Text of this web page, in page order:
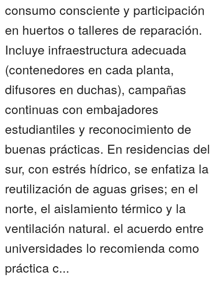
consumo consciente y participación
en huertos o talleres de reparación.
Incluye infraestructura adecuada
(contenedores en cada planta,
difusores en duchas), campañas
continuas con embajadores
estudiantiles y reconocimiento de
buenas prácticas. En residencias del
sur, con estrés hídrico, se enfatiza la
reutilización de aguas grises; en el
norte, el aislamiento térmico y la
ventilación natural. el acuerdo entre
universidades lo recomienda como
práctica c...